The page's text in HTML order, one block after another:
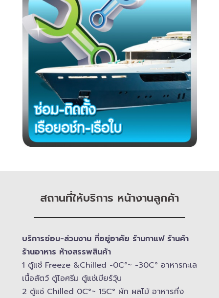
สถานที่ให้บริการ หน้างานลูกค้า
บริการซ่อม-​ส่วนงาน ที่อยู่อาศัย ร้านกาแฟ ร้านค้า
ร้านอาหาร ห้างสรรพสินค้า
1 ตู้แช่ Freeze &​Chilled -​0C°~ -​30C° อาหารทะเล
เนื้อสัตว์ ตู้ไอศรีม ตู้แช่เบียร์วุ้น
2 ตู้แช่ Chilled​ 0C°~ 15C° ผัก ผลไม้ อาหารกึ่ง